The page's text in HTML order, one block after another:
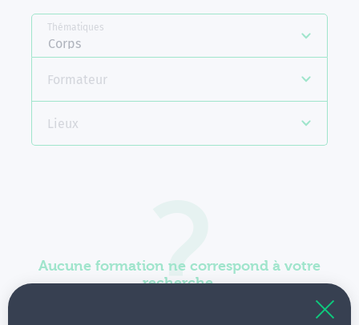
Thématiques
Corps
Formateur
Lieux
Aucune formation ne correspond à votre
recherche.
Vous pouvez renouveler votre requête en élargissant